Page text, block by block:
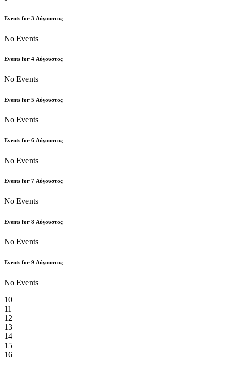
Events for 3 Αύγουστος
No Events
Events for 4 Αύγουστος
No Events
Events for 5 Αύγουστος
No Events
Events for 6 Αύγουστος
No Events
Events for 7 Αύγουστος
No Events
Events for 8 Αύγουστος
No Events
Events for 9 Αύγουστος
No Events
10
11
12
13
14
15
16